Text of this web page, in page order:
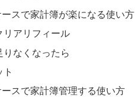
スで家計簿が楽になる使い方
リアリフィール
りなくなったら
スで家計簿管理する使い方